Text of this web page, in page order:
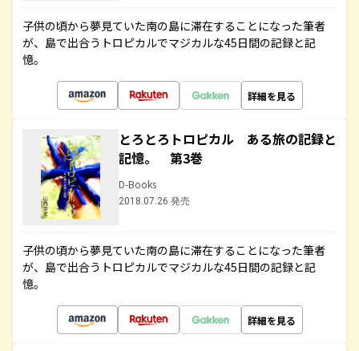
子供の頃から夢見ていた南の島に滞在することになった筆者
が、島で出合うトロピカルでマジカルな45日間の記録と記
憶。
詳細を見る
とろとろトロピカル ある旅の記録と
記憶。 第3巻
D-Books
2018.07.26 発売
子供の頃から夢見ていた南の島に滞在することになった筆者
が、島で出合うトロピカルでマジカルな45日間の記録と記
憶。
詳細を見る